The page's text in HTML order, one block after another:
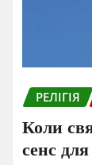
РЕЛІГІЯ
Коли
сенс